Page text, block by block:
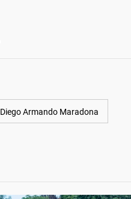
Diego Armando Maradona